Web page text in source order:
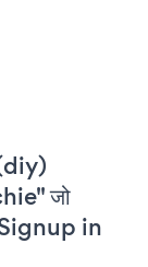
जो
Signup in